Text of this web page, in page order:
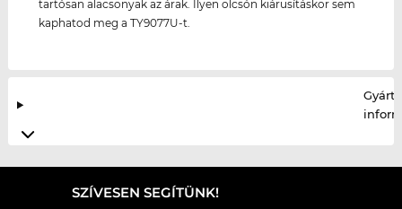
tartósan alacsonyak az árak. Ilyen olcsón kiárusításkor sem
kaphatod meg a TY9077U-t.
SZÍVESEN SEGÍTÜNK!